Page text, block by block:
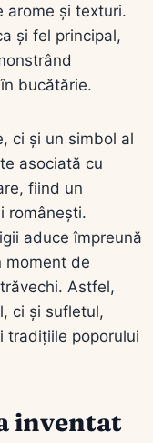
arome și texturi.
și fel principal,
bucătărie.
ci și un simbol al
asociată cu
fiind un
românești.
aduce împreună
moment de
Astfel,
ci și sufletul,
tradițiile poporului
inventat